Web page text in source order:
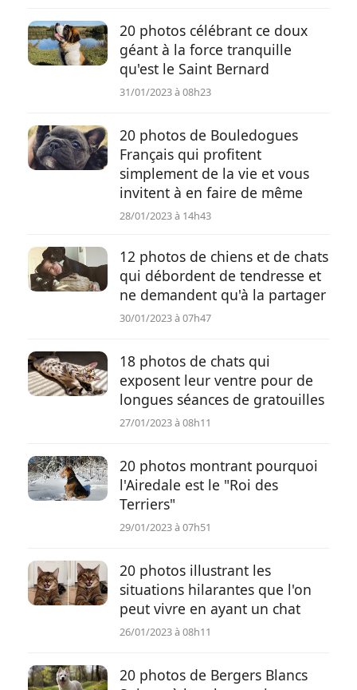
20 photos célébrant ce doux
géant à la force tranquille
qu'est le Saint Bernard
31/01/2023 à 08h23
20 photos de Bouledogues
Français qui profitent
simplement de la vie et vous
invitent à en faire de même
28/01/2023 à 14h43
12 photos de chiens et de chats
qui débordent de tendresse et
ne demandent qu'à la partager
30/01/2023 à 07h47
18 photos de chats qui
exposent leur ventre pour de
longues séances de gratouilles
27/01/2023 à 08h11
20 photos montrant pourquoi
l'Airedale est le "Roi des
Terriers"
29/01/2023 à 07h51
20 photos illustrant les
situations hilarantes que l'on
peut vivre en ayant un chat
26/01/2023 à 08h11
20 photos de Bergers Blancs